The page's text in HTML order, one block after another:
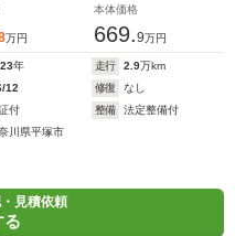
万円
本体価格
669.9万円
年 走行 2.9万km
12 修復
なし
付 整備
法定整備付
川県平塚市
見積依頼
る